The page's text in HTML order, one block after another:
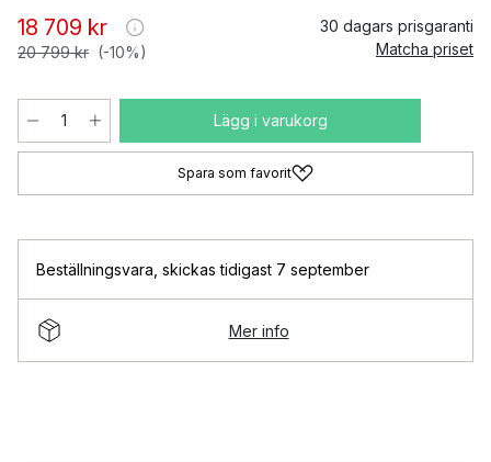
18 709 kr
20 799 kr (-10%)
30 dagars prisgaranti
Matcha priset
Lägg i varukorg
Spara som favorit
Beställningsvara skickas tidigast 7 september
Mer info